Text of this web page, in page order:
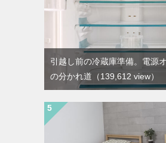
引越し前の冷蔵庫準備。電源
の分かれ道 （139,612 view）